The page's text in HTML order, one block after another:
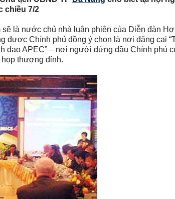
chiều 7/2
là nước chủ nhà luân phiên của Diễn đàn
Chính phủ đồng ý chọn là nơi đăng cai
đạo APEC” – nơi người đứng đầu Chính phủ
họp thượng đỉnh.